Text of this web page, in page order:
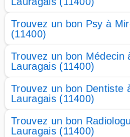
Trouvez un bon Psy à
(11400)
Trouvez un bon Médecin
Lauragais (11400)
Trouvez un bon Dentiste
Lauragais (11400)
Trouvez un bon
Lauragais (11400)